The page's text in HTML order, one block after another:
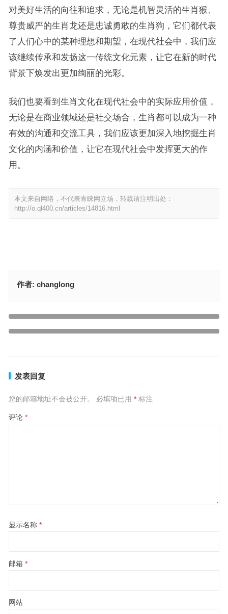
对美好生活的向往和追求，无论是机智灵活的生肖猴、
尊贵威严的生肖龙还是忠诚勇敢的生肖狗，它们都代表
了人们心中的某种理想和期望，在现代社会中，我们应
该继续传承和发扬这一传统文化元素，让它在新的时代
背景下焕发出更加绚丽的光彩。
我们也要看到生肖文化在现代社会中的实际应用价值，
无论是在商业领域还是社交场合，生肖都可以成为一种
有效的沟通和交流工具，我们应该更加深入地挖掘生肖
文化的内涵和价值，让它在现代社会中发挥更大的作
用。
本文来自网络，不代表青睐网立场，转载请注明出处：
http://o.ql400.cn/articles/14816.html
作者: changlong
发表回复
您的邮箱地址不会被公开。 必填项已用 *标注
评论 *
显示名称 *
邮箱 *
网站